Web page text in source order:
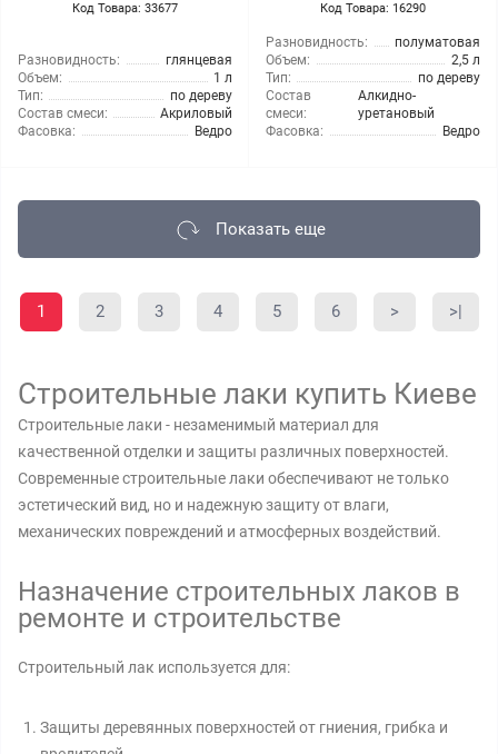
Код Товара: 33677
Разновидность:
глянцевая
Объем:
1 л
Тип:
по дереву
Состав смеси:
Акриловый
Фасовка:
Ведро
Код Товара: 16290
Разновидность:
полуматовая
Объем:
2,5 л
Тип:
по дереву
Состав
смеси:
Алкидно-
уретановый
Фасовка:
Ведро
Показать еще
1 2 3 4 5 6 > >|
Строительные лаки купить Киеве
Строительные лаки - незаменимый материал для
качественной отделки и защиты различных поверхностей.
Современные строительные лаки обеспечивают не только
эстетический вид, но и надежную защиту от влаги,
механических повреждений и атмосферных воздействий.
Назначение строительных лаков в
ремонте и строительстве
Строительный лак используется для:
Защиты деревянных поверхностей от гниения, грибка и